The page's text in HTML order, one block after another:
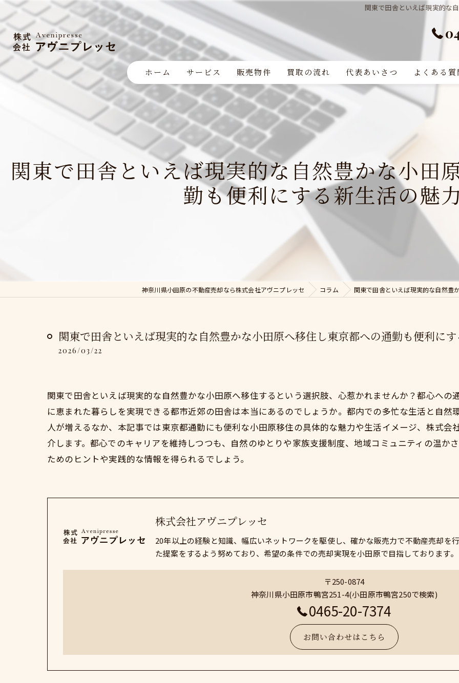
関東で田舎といえば現実的な
ホーム サービス 販売物件 買取の流れ 代表あいさつ よくある質
関東で田舎といえば現実的な自然豊かな小田
勤も便利にする新生活の魅
神奈川県小田原の不動産売却なら株式会社アヴニプレッセ コラム 関東で田舎といえば現実的な自然豊
関東で田舎といえば現実的な自然豊かな小田原へ移住し東京都への通勤も便利に
2026/03/22
関東で田舎といえば現実的な自然豊かな小田原へ移住するという選択肢、心惹かれませんか？都心へ
に恵まれた暮らしを実現できる都市近郊の田舎は本当にあるのでしょうか。都内での多忙な生活と自然
人が増えるなか、本記事では東京都通勤にも便利な小田原移住の具体的な魅力や生活イメージ、株式会
介します。都心でのキャリアを維持しつつも、自然のゆとりや家族支援制度、地域コミュニティの温か
ためのヒントや実践的な情報を得られるでしょう。
株式会社アヴニプレッセ
20年以上の経験と知識、幅広いネットワークを駆使し、確かな販売力で不動産売却を
た提案をするよう努めており、希望の条件での売却実現を小田原で目指しております。
〒250-0874
神奈川県小田原市鴨宮251-4(小田原市鴨宮250で検索)
0465-20-7374
お問い合わせはこちら